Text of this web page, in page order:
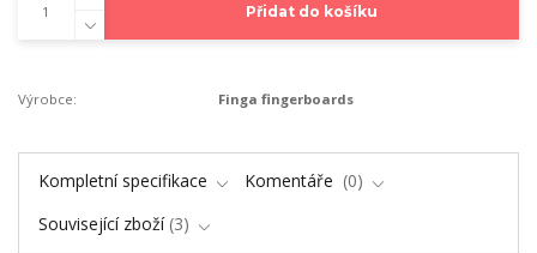
Přidat do košíku
Výrobce: Finga fingerboards
Kompletní specifikace Komentáře
0
Související zboží 3